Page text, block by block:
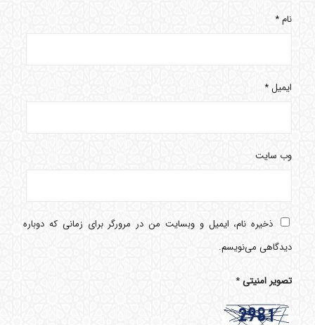
نام*
ایمیل*
وب‌ سایت
ذخیره نام، ایمیل و وبسایت من در مرورگر برای زمانی که دوباره
دیدگاهی می‌نویسم.
تصویر امنیتی*